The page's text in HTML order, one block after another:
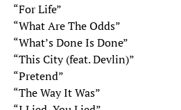
“For Life”
“What Are The Odds”
“What’s Done Is Done”
“This City (feat. Devlin)”
“Pretend”
“The Way It Was”